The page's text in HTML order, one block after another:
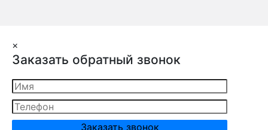
×
Заказать обратный звонок